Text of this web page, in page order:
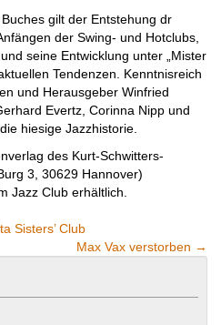
gilt der Entstehung dr
der Swing- und Hotclubs,
seine Entwicklung unter „Mister
Tendenzen. Kenntnisreich
und Herausgeber Winfried
Evertz, Corinna Nipp und
hiesige Jazzhistorie.
des Kurt-Schwitters-
3, 30629 Hannover)
Jazz Club erhältlich.
Sisters’ Club
Max Vax verstorben →